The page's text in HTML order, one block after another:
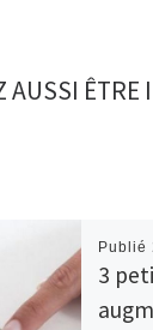
AUSSI ÊTRE
Publié
3